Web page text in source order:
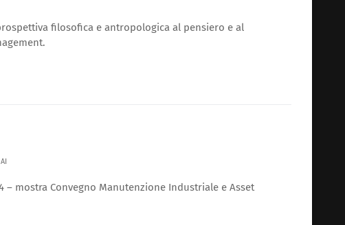
filosofica e antropologica al pensiero e al
AI
– mostra Convegno Manutenzione Industriale e Asset